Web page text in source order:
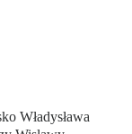
Władysława